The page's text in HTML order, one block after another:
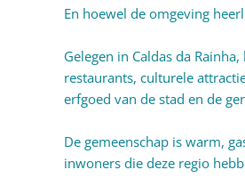
En hoewel de omgeving
Gelegen in Caldas da
restaurants, culturele
erfgoed van de stad en de
De gemeenschap is warm,
inwoners die deze regio